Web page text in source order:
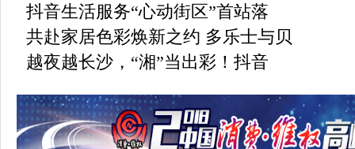
抖音生活服务“心动街区”首站落
共赴家居色彩焕新之约 多乐士与贝
越夜越长沙，“湘”当出彩！抖音